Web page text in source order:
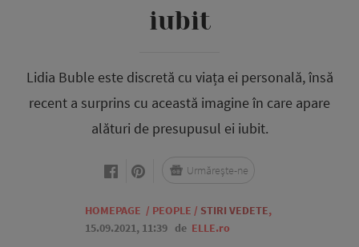
iubit
Lidia Buble este discretă cu viața ei personală, însă
recent a surprins cu această imagine în care apare
alături de presupusul ei iubit.
HOMEPAGE / PEOPLE / STIRI VEDETE,
15.09.2021, 11:39 de ELLE.ro
Urmărește-ne